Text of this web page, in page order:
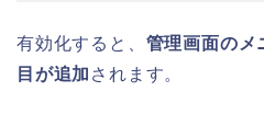
有効化すると、 管理画面のメ
目が追加 されます。